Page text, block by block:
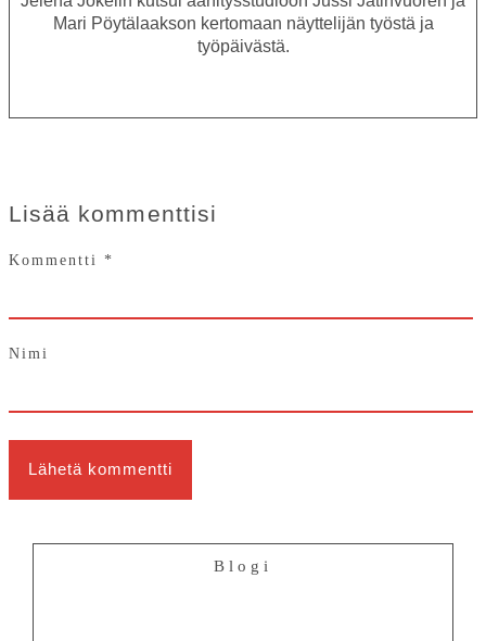
Mari Pöytälaakson kertomaan näyttelijän työstä ja
työpäivästä.
Lisää kommenttisi
Kommentti *
Nimi
Blogi